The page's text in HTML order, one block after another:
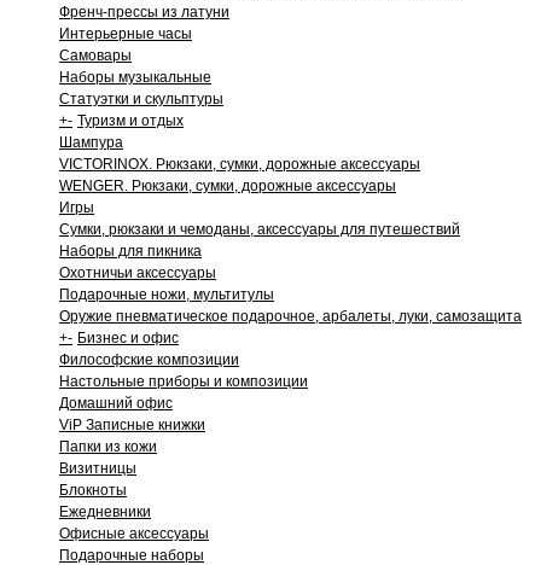
Френч-прессы из латуни
Интерьерные часы
Самовары
Наборы музыкальные
Статуэтки и скульптуры
+- Туризм и отдых
Шампура
VICTORINOX. Рюкзаки, сумки, дорожные аксессуары
WENGER. Рюкзаки, сумки, дорожные аксессуары
Игры
Сумки, рюкзаки и чемоданы, аксессуары для путешествий
Наборы для пикника
Охотничьи аксессуары
Подарочные ножи, мультитулы
Оружие пневматическое подарочное, арбалеты, луки, самозащита
+- Бизнес и офис
Философские композиции
Настольные приборы и композиции
Домашний офис
ViP Записные книжки
Папки из кожи
Визитницы
Блокноты
Ежедневники
Офисные аксессуары
Подарочные наборы